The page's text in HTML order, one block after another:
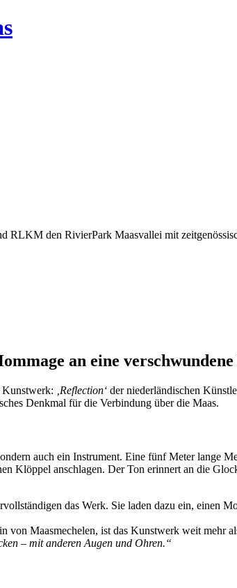
RLKM den RivierPark Maasvallei mit
an eine
Kunstwerk: ‚Reflection‘ der niederländischen
Denkmal für die Verbindung über die Maas.
auch ein Instrument. Eine fünf Meter lange
Klöppel anschlagen. Der Ton erinnert an die
das Werk. Sie laden dazu ein, einen
von Maasmechelen, ist das Kunstwerk weit mehr
– mit anderen Augen und Ohren.“